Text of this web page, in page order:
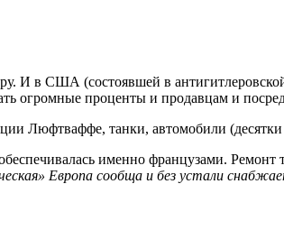
И в США (состоявшей в
огромные проценты и продавцам и
Люфтваффе, танки, автомобили
именно французами.
Европа сообща и без устали